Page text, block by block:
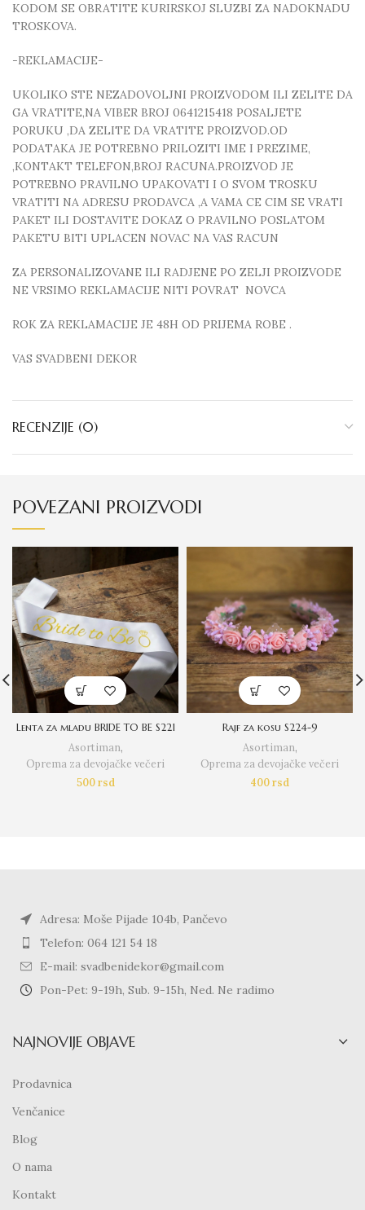
KODOM SE OBRATITE KURIRSKOJ SLUZBI ZA NADOKNADU
TROSKOVA.
-REKLAMACIJE-
UKOLIKO STE NEZADOVOLJNI PROIZVODOM ILI ZELITE DA
GA VRATITE,NA VIBER BROJ 0641215418 POSALJETE
PORUKU ,DA ZELITE DA VRATITE PROIZVOD.OD
PODATAKA JE POTREBNO PRILOZITI IME I PREZIME,
,KONTAKT TELEFON,BROJ RACUNA.PROIZVOD JE
POTREBNO PRAVILNO UPAKOVATI I O SVOM TROSKU
VRATITI NA ADRESU PRODAVCA ,A VAMA CE CIM SE VRATI
PAKET ILI DOSTAVITE DOKAZ O PRAVILNO POSLATOM
PAKETU BITI UPLACEN NOVAC NA VAS RACUN
ZA PERSONALIZOVANE ILI RADJENE PO ZELJI PROIZVODE
NE VRSIMO REKLAMACIJE NITI POVRAT NOVCA
ROK ZA REKLAMACIJE JE 48H OD PRIJEMA ROBE .
VAS SVADBENI DEKOR
RECENZIJE (0)
POVEZANI PROIZVODI
Lenta za mladu BRIDE TO BE S221
Asortiman,
Oprema za devojačke večeri
500rsd
Rajf za kosu S224-9
Asortiman,
Oprema za devojačke večeri
400rsd
Adresa: Moše Pijade 104b, Pančevo
Telefon: 064 121 54 18
E-mail: svadbenidekor@gmail.com
Pon-Pet: 9-19h, Sub. 9-15h, Ned. Ne radimo
NAJNOVIJE OBJAVE
Prodavnica
Venčanice
Blog
O nama
Kontakt